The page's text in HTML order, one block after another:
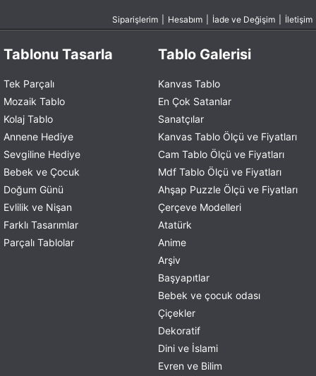
Siparişlerim Hesabım İade ve Değişim İletişim
Tablonu Tasarla
Tek Parçalı
Mozaik Tablo
Kolaj Tablo
Annene Hediye
Sevgiline Hediye
Bebek ve Çocuk
Doğum Günü
Evlilik ve Nişan
Farklı Tasarımlar
Parçalı Tablolar
Tablo Galerisi
Kanvas Tablo
En Çok Satanlar
Sanatçılar
Kanvas Tablo Ölçü ve Fiyatları
Cam Tablo Ölçü ve Fiyatları
Mdf Tablo Ölçü ve Fiyatları
Ahşap Puzzle Ölçü ve Fiyatları
Çerçeve Modelleri
Atatürk
Anime
Arşiv
Başyapıtlar
Bebek ve çocuk odası
Çiçekler
Dekoratif
Dini ve İslami
Evren ve Bilim